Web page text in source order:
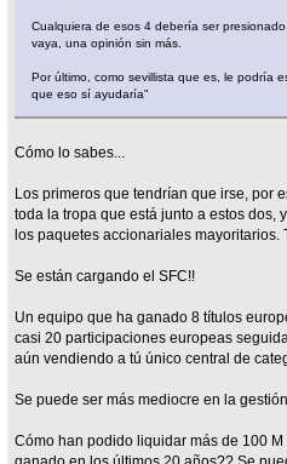
Cualquiera de esos 4 debería ser
vaya, una opinión sin más.
Por último, como sevillista que es, le podría
que eso sí ayudaría"
Cómo lo sabes...
Los primeros que tendrían que irse, por
toda la tropa que está junto a estos dos,
los paquetes accionariales mayoritarios.
Se están cargando el SFC!!
Un equipo que ha ganado 8 títulos
casi 20 participaciones europeas
aún vendiendo a tú único central de
Se puede ser más mediocre en la
Cómo han podido liquidar más de 100